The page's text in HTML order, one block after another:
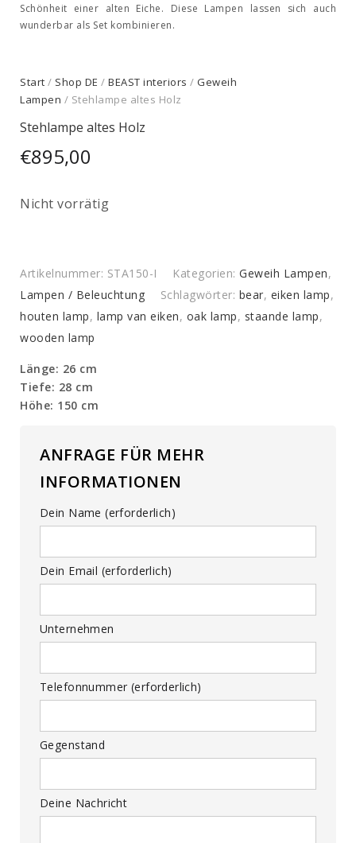
Schönheit einer alten Eiche. Diese Lampen lassen sich auch
wunderbar als Set kombinieren.
Start / Shop DE / BEAST interiors / Geweih
Lampen / Stehlampe altes Holz
Stehlampe altes Holz
€895,00
Nicht vorrätig
Artikelnummer: STA150-I Kategorien: Geweih Lampen,
Lampen / Beleuchtung
Schlagwörter: bear, eiken lamp,
houten lamp, lamp van eiken, oak lamp, staande lamp,
wooden lamp
Länge: 26 cm
Tiefe: 28 cm
Höhe: 150 cm
ANFRAGE FÜR MEHR
INFORMATIONEN
Dein Name (erforderlich)
Dein Email (erforderlich)
Unternehmen
Telefonnummer (erforderlich)
Gegenstand
Deine Nachricht